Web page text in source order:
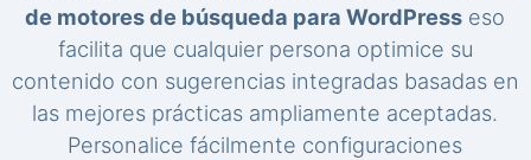
de motores de búsqueda para WordPress eso
facilita que cualquier persona optimice su
contenido con sugerencias integradas basadas en
las mejores prácticas ampliamente aceptadas.
Personalice fácilmente configuraciones